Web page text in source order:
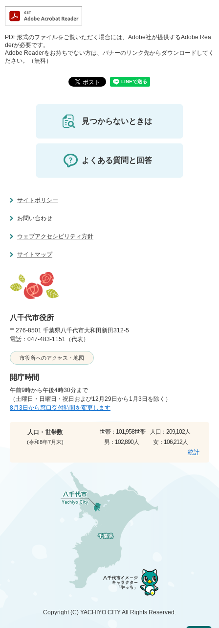
PDF形式のファイルをご覧いただく場合には、Adobe社が提供するAdobe Rea
derが必要です。
Adobe Readerをお持ちでない方は、バナーのリンク先からダウンロードしてく
ださい。（無料）
見つからないときは
よくある質問と回答
サイトポリシー
お問い合わせ
ウェブアクセシビリティ方針
サイトマップ
八千代市役所
〒276-8501 千葉県八千代市大和田新田312-5
電話：047-483-1151（代表）
市役所へのアクセス・地図
開庁時間
午前9時から午後4時30分まで
（土曜日・日曜日・祝日および12月29日から1月3日を除く）
8月3日から窓口受付時間を変更します
人口・世帯数
(令和8年7月末)
世帯： 101,958世帯 人口： 209,102人
男： 102,890人 女： 106,212人
統計
Copyright (C) YACHIYO CITYAll Rights Reserved.